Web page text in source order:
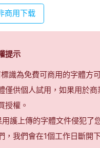
商用下载
提示
識為免費可商用的字體方
僅供個人試用，如果用於商
授權。
用護上傳的字體文件侵犯了
，我們會在1個工作日斷開